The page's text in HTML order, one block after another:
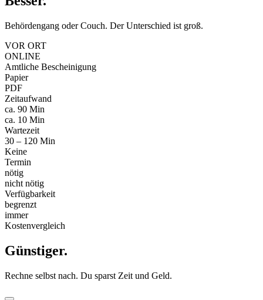
Behördengang oder Couch. Der Unterschied ist groß.
VOR ORT
ONLINE
Amtliche Bescheinigung
Papier
PDF
Zeitaufwand
ca. 90 Min
ca. 10 Min
Wartezeit
30 – 120 Min
Keine
Termin
nötig
nicht nötig
Verfügbarkeit
begrenzt
immer
Kostenvergleich
Günstiger.
Rechne selbst nach. Du sparst Zeit und Geld.